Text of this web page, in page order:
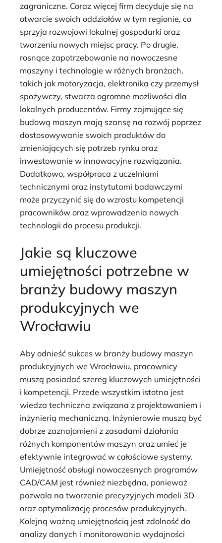
zagraniczne. Coraz więcej firm decyduje się na
otwarcie swoich oddziałów w tym regionie, co
sprzyja rozwojowi lokalnej gospodarki oraz
tworzeniu nowych miejsc pracy. Po drugie,
rosnące zapotrzebowanie na nowoczesne
maszyny i technologie w różnych branżach,
takich jak motoryzacja, elektronika czy przemysł
spożywczy, stwarza ogromne możliwości dla
lokalnych producentów. Firmy zajmujące się
budową maszyn mają szansę na rozwój poprzez
dostosowywanie swoich produktów do
zmieniających się potrzeb rynku oraz
inwestowanie w innowacyjne rozwiązania.
Dodatkowo, współpraca z uczelniami
technicznymi oraz instytutami badawczymi
może przyczynić się do wzrostu kompetencji
pracowników oraz wprowadzenia nowych
technologii do procesu produkcji.
Jakie są kluczowe
umiejętności potrzebne w
branży budowy maszyn
produkcyjnych we
Wrocławiu
Aby odnieść sukces w branży budowy maszyn
produkcyjnych we Wrocławiu, pracownicy
muszą posiadać szereg kluczowych umiejętności
i kompetencji. Przede wszystkim istotna jest
wiedza techniczna związana z projektowaniem i
inżynierią mechaniczną. Inżynierowie muszą być
dobrze zaznajomieni z zasadami działania
różnych komponentów maszyn oraz umieć je
efektywnie integrować w całościowe systemy.
Umiejętność obsługi nowoczesnych programów
CAD/CAM jest również niezbędna, ponieważ
pozwala na tworzenie precyzyjnych modeli 3D
oraz optymalizację procesów produkcyjnych.
Kolejną ważną umiejętnością jest zdolność do
analizy danych i monitorowania wydajności